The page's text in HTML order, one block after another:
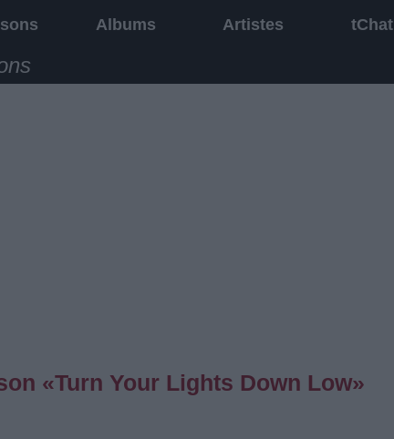
Albums Artistes tChat
«Turn Your Lights Down Low»